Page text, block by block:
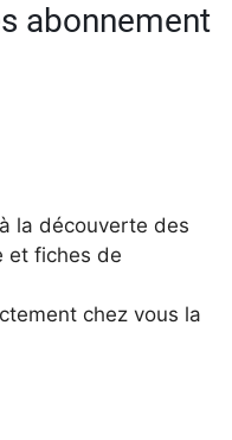
abonnement
la découverte des
et fiches de
chez vous la